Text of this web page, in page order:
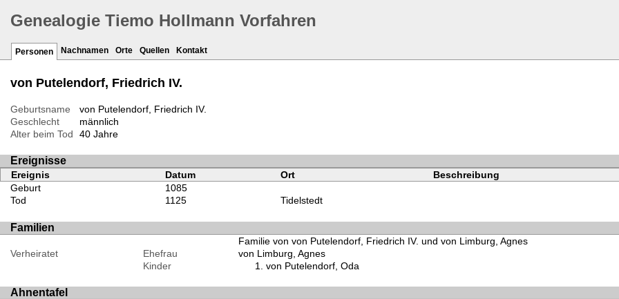
Genealogie Tiemo Hollmann Vorfahren
Personen Nachnamen Orte Quellen Kontakt
von Putelendorf, Friedrich IV.
Geburtsname
von Putelendorf, Friedrich IV.
Geschlecht
männlich
Alter beim Tod
40 Jahre
Ereignisse
Ereignis Datum Ort
Beschreibung
Geburt
1085
Tod
1125 Tidelstedt
Familien
Familie von von Putelendorf, Friedrich IV. und von Limburg, Agnes
Verheiratet
Ehefrau
von Limburg, Agnes
Kinder
von Putelendorf, Oda
Ahnentafel